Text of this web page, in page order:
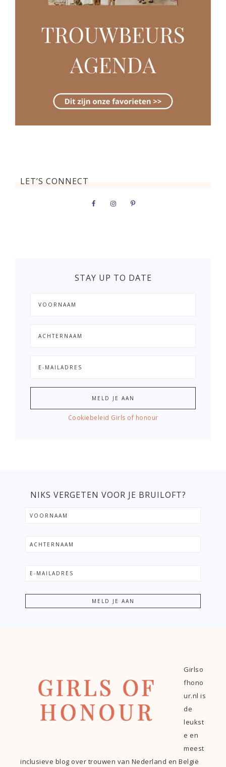
LET’S CONNECT
STAY UP TO DATE
Cookiebeleid Girls of honour
NIKS VERGETEN VOOR JE BRUILOFT?
Girlso
fhono
ur.nl is
de
leukst
e en
meest
inclusieve blog over trouwen van Nederland en België